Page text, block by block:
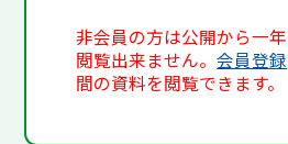
非会員の方は公開から一
閲覧出来ません。会員登録
間の資料を閲覧できます。